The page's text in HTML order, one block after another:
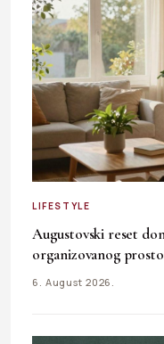
LIFESTYLE
Augustovski reset
organizovanog
6. August 2026.